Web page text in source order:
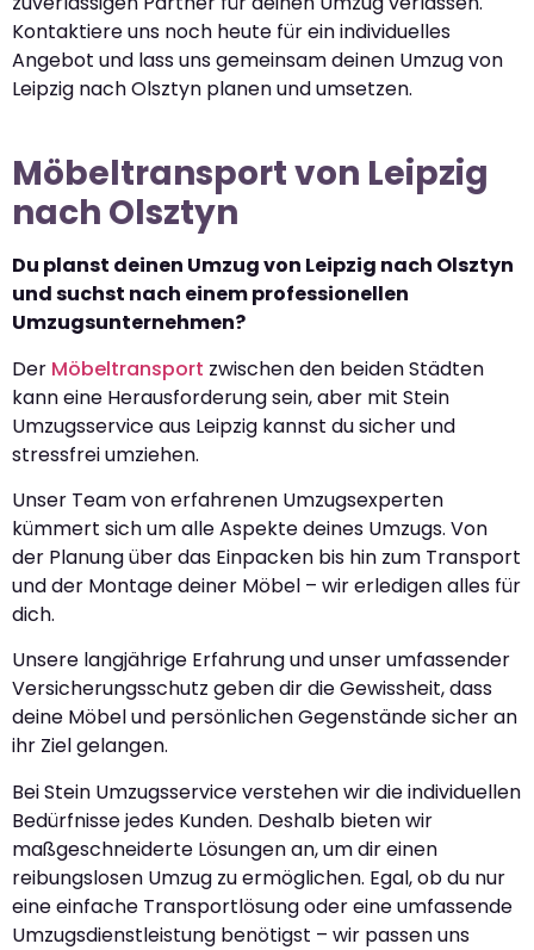
Kontaktiere uns noch heute für ein individuelles
Angebot und lass uns gemeinsam deinen Umzug von
Leipzig nach Olsztyn planen und umsetzen.
Möbeltransport von Leipzig
nach Olsztyn
Du planst deinen Umzug von Leipzig nach Olsztyn
und suchst nach einem professionellen
Umzugsunternehmen?
Der Möbeltransport zwischen den beiden Städten
kann eine Herausforderung sein, aber mit Stein
Umzugsservice aus Leipzig kannst du sicher und
stressfrei umziehen.
Unser Team von erfahrenen Umzugsexperten
kümmert sich um alle Aspekte deines Umzugs. Von
der Planung über das Einpacken bis hin zum Transport
und der Montage deiner Möbel – wir erledigen alles für
dich.
Unsere langjährige Erfahrung und unser umfassender
Versicherungsschutz geben dir die Gewissheit, dass
deine Möbel und persönlichen Gegenstände sicher an
ihr Ziel gelangen.
Bei Stein Umzugsservice verstehen wir die individuellen
Bedürfnisse jedes Kunden. Deshalb bieten wir
maßgeschneiderte Lösungen an, um dir einen
reibungslosen Umzug zu ermöglichen. Egal, ob du nur
eine einfache Transportlösung oder eine umfassende
Umzugsdienstleistung benötigst – wir passen uns